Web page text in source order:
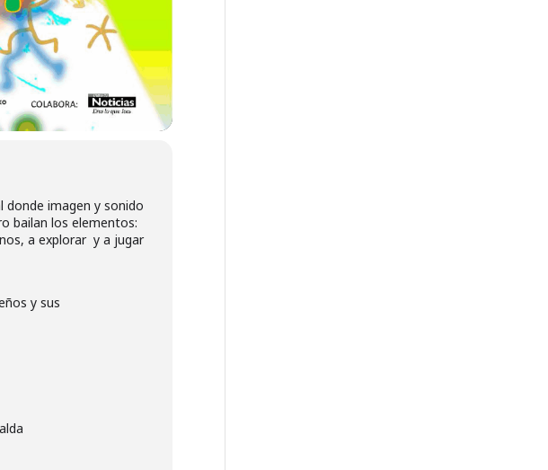
donde imagen y sonido
bailan los elementos:
a explorar y a jugar
y sus